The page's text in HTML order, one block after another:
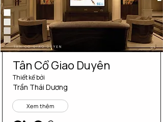
Tân Cổ Giao Duyên
Thiết kể bởi
Trần Thái Dương
Xem thêm